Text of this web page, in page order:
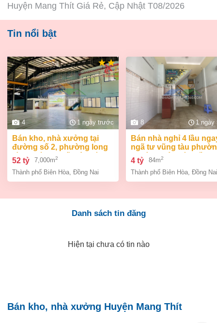
Huyện Mang Thít Giá Rẻ, Cập Nhật T08/2026
Tin nổi bật
4 1 ngày trước
bán kho, nhà xưởng tại
đường số 2, phường long
bình, thành phố biên hòa,
đồng nai giá 52 tỷ
52 tỷ 7,000m2
Thành phố Biên Hòa Đồng Nai
8 1
bán nhà nghỉ 4 lầu ngay
ngã tư vũng tàu
an bình biên hòa đồng
giá chỉ 4 tỷ
4 tỷ 84m2
Thành phố Biên Hòa Đồng Nai
Danh sách tin đăng
Hiện tại chưa có tin nào
Bán kho, nhà xưởng Huyện Mang Thít